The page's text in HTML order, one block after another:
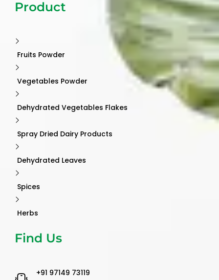
Product
Fruits Powder
Vegetables Powder
Dehydrated Vegetables Flakes
Spray Dried Dairy Products
Dehydrated Leaves
Spices
Herbs
Find Us
‪+91 97149 73119 ‬